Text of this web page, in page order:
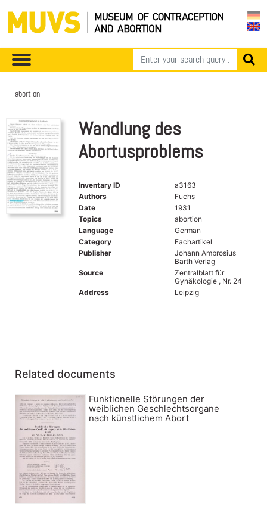
abortion
Wandlung des
Abortusproblems
Inventary ID
a3163
Authors
Fuchs
Date
1931
Topics
abortion
Language
German
Category
Fachartikel
Publisher
Johann Ambrosius
Barth Verlag
Source
Zentralblatt für
Gynäkologie , Nr. 24
Address
Leipzig
Related documents
Funktionelle Störungen der
weiblichen Geschlechtsorgane
nach künstlichem Abort